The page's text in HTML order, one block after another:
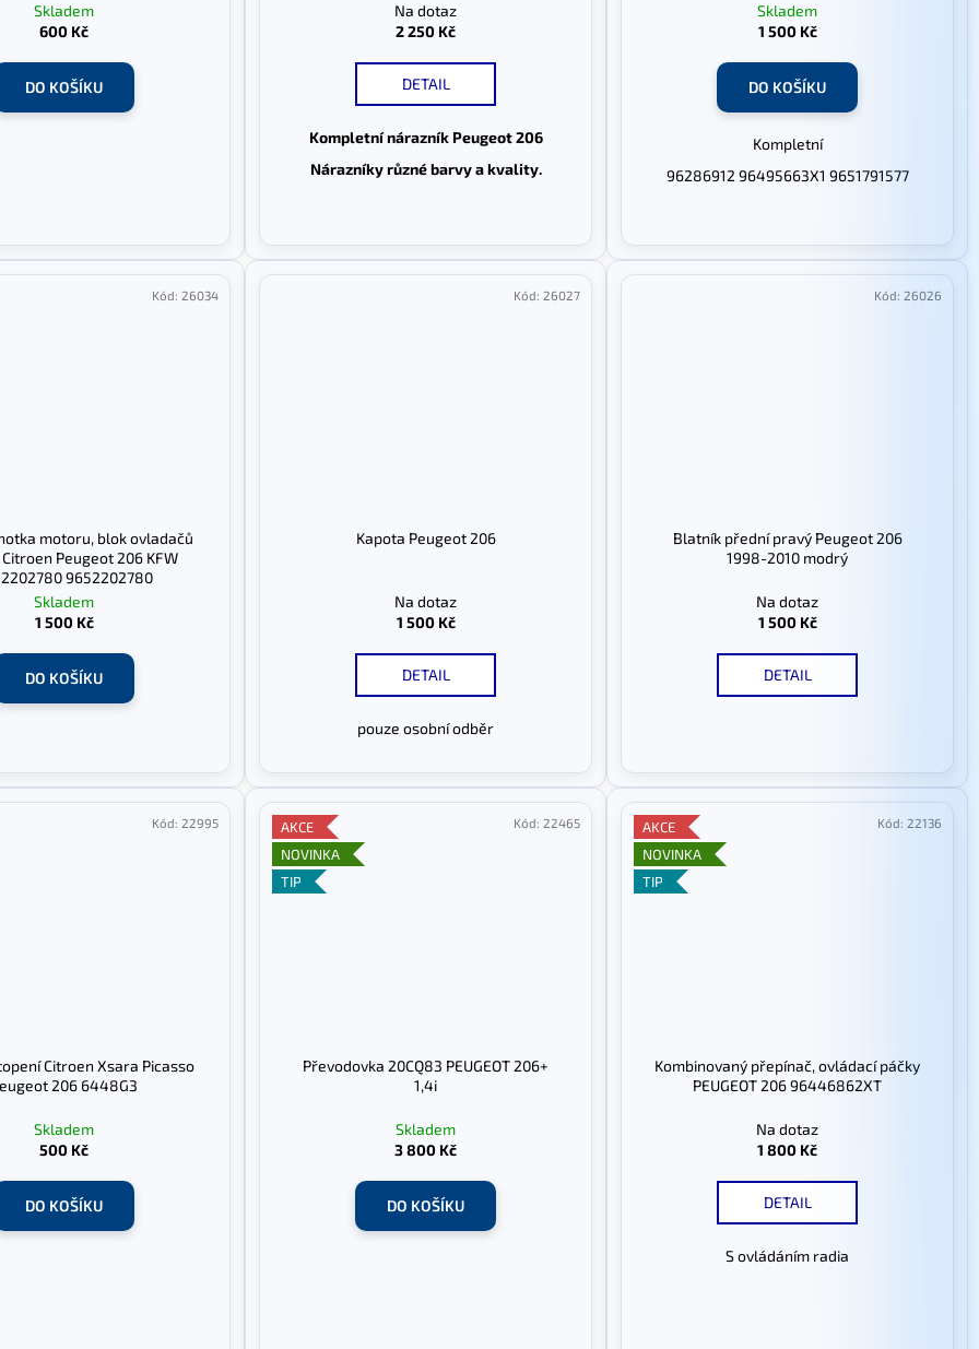
Skladem
600 Kč
DO KOŠÍKU
Na dotaz
2 250 Kč
DETAIL
Kompletní nárazník Peugeot 206
Nárazníky různé barvy a kvality.
Skladem
1 500 Kč
DO KOŠÍKU
Kompletní
96286912 96495663X1 9651791577
motoru, blok ovladačů
Peugeot 206 KFW
9652202780
Skladem
1 500 Kč
DO KOŠÍKU
Kód: 26034
Kapota Peugeot 206
Na dotaz
1 500 Kč
DETAIL
pouze osobní odběr
Kód: 26027
Blatník přední pravý Peugeot 206
1998-2010 modrý
Na dotaz
1 500 Kč
DETAIL
Kód: 26026
Citroen Xsara Picasso
206 6448G3
Skladem
500 Kč
DO KOŠÍKU
Kód: 22995
AKCE
NOVINKA
TIP
Převodovka 20CQ83 PEUGEOT 206+
1,4i
Skladem
3 800 Kč
DO KOŠÍKU
Kód: 22465
AKCE
NOVINKA
TIP
Kombinovaný přepínač, ovládací páčky
PEUGEOT 206 96446862XT
Na dotaz
1 800 Kč
DETAIL
S ovládáním radia
Kód: 22136